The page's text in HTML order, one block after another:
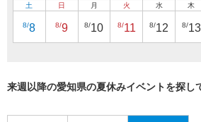
土
8/8
日
8/9
月
8/10
火
8/11
水
8/12
木
8/13
来週以降の愛知県の夏休みイベントを探し